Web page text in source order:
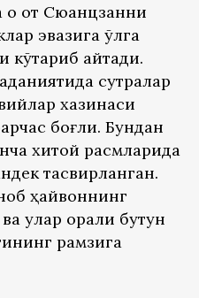
оқ от Сюанцзанни
эвазига қўлга
кўтариб қайтади.
сутралар
хазинаси
боғлиқ. Бундан
хитой расмларида
тасвирланган.
ҳайвоннинг
улар орқали бутун
рамзига